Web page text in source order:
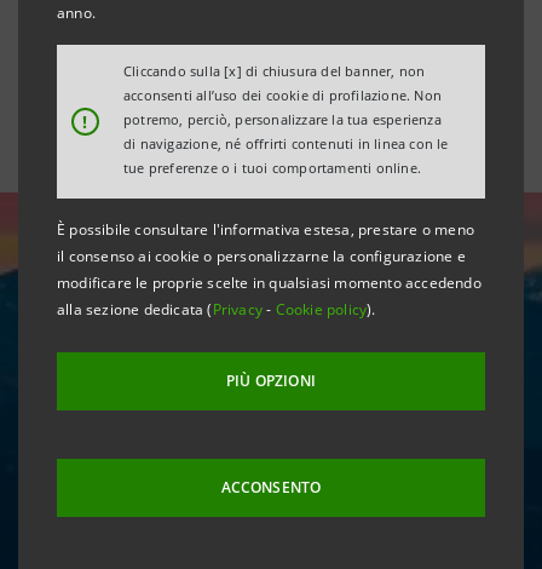
anno.
!
Cliccando sulla [x] di chiusura del banner, non
acconsenti all’uso dei cookie di profilazione. Non
potremo, perciò, personalizzare la tua esperienza
di navigazione, né offrirti contenuti in linea con le
tue preferenze o i tuoi comportamenti online.
È possibile consultare l'informativa estesa, prestare o meno
il consenso ai cookie o personalizzarne la configurazione e
modificare le proprie scelte in qualsiasi momento accedendo
alla sezione dedicata (Privacy- Cookie policy).
PIÙ OPZIONI
ACCONSENTO
carbone e oil&gas